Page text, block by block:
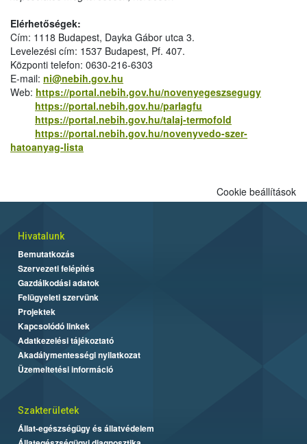
Elérhetőségek:
Cím: 1118 Budapest, Dayka Gábor utca 3.
Levelezési cím: 1537 Budapest, Pf. 407.
Központi telefon: 0630-216-6303
E-mail: ni@nebih.gov.hu
Web: https://portal.nebih.gov.hu/novenyegeszsegugy
https://portal.nebih.gov.hu/parlagfu
https://portal.nebih.gov.hu/talaj-termofold
https://portal.nebih.gov.hu/novenyvedo-szer-
hatoanyag-lista
Cookie beállítások
Hivatalunk
Bemutatkozás
Szervezeti felépítés
Gazdálkodási adatok
Felügyeleti szervünk
Projektek
Kapcsolódó linkek
Adatkezelési tájékoztató
Akadálymentességi nyilatkozat
Üzemeltetési információ
Szakterületek
Állat-egészségügy és állatvédelem